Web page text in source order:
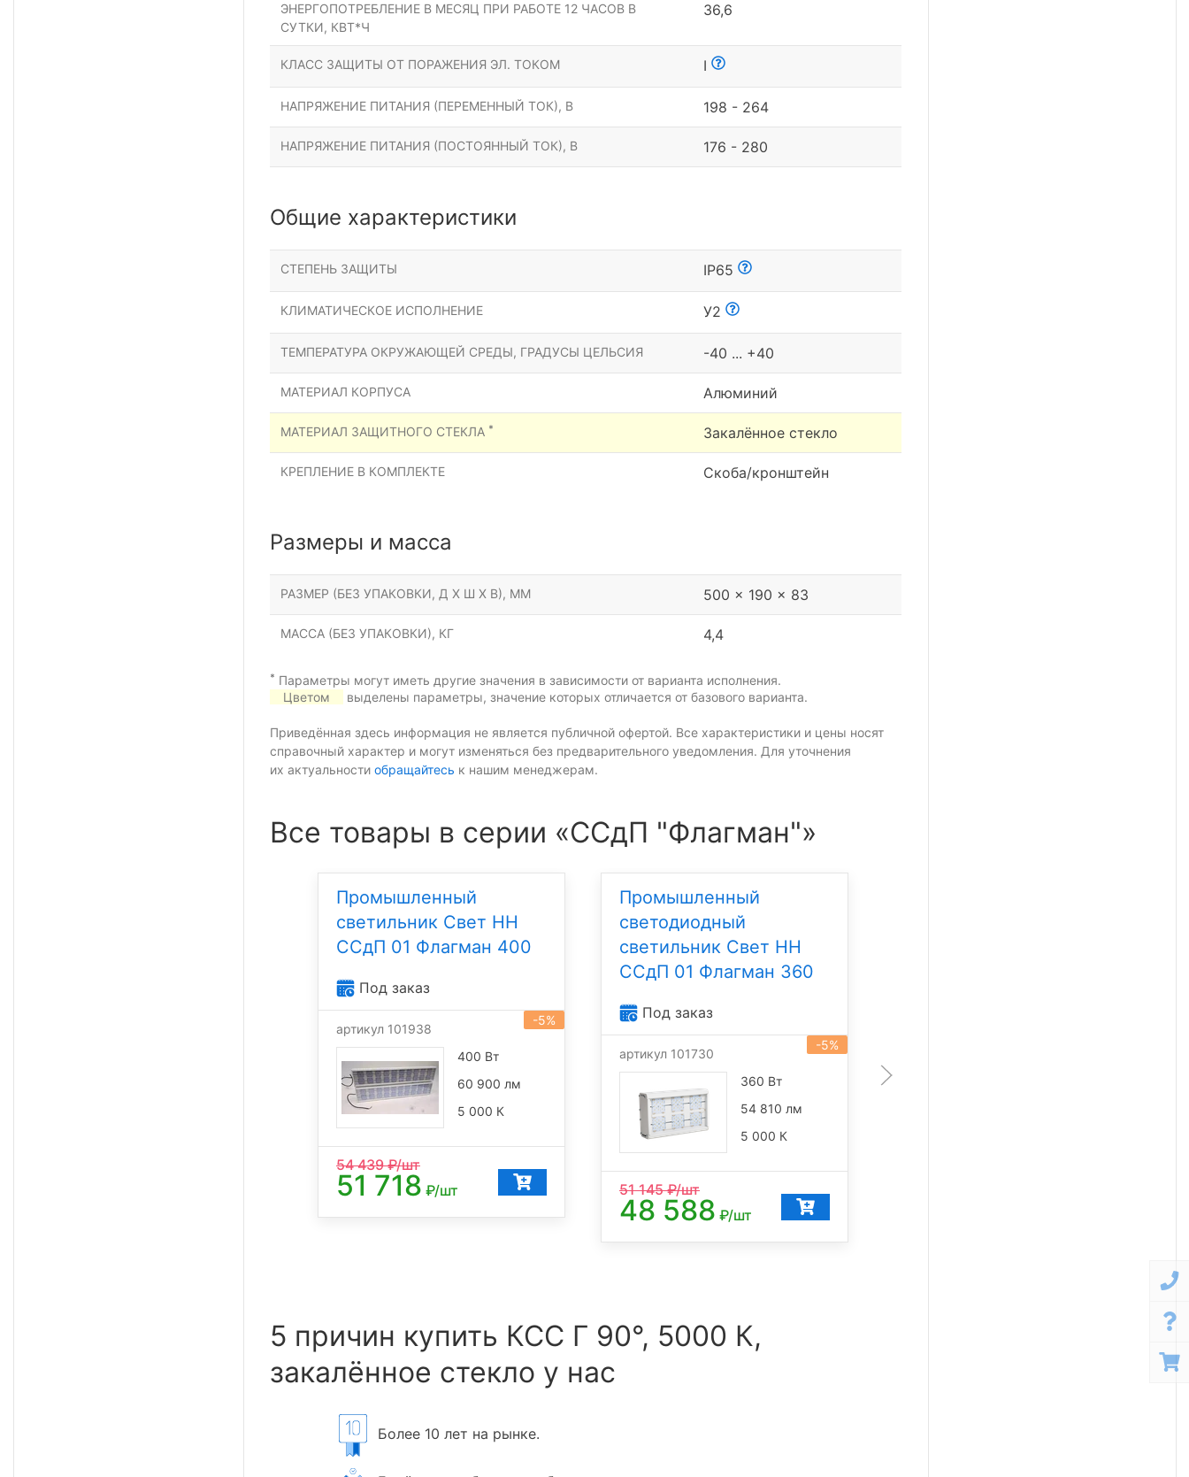
ЭНЕРГОПОТРЕБЛЕНИЕ В МЕСЯЦ ПРИ РАБОТЕ 12 ЧАСОВ В
СУТКИ, КВТ*Ч
36,6
КЛАСС ЗАЩИТЫ ОТ ПОРАЖЕНИЯ ЭЛ. ТОКОМ I
НАПРЯЖЕНИЕ ПИТАНИЯ (ПЕРЕМЕННЫЙ ТОК), В 198 - 264
НАПРЯЖЕНИЕ ПИТАНИЯ (ПОСТОЯННЫЙ ТОК), В 176 - 280
Общие характеристики
СТЕПЕНЬ ЗАЩИТЫ IP65
КЛИМАТИЧЕСКОЕ ИСПОЛНЕНИЕ У2
ТЕМПЕРАТУРА ОКРУЖАЮЩЕЙ СРЕДЫ, ГРАДУСЫ ЦЕЛЬСИЯ -40 ... +40
МАТЕРИАЛ КОРПУСА Алюминий
МАТЕРИАЛ ЗАЩИТНОГО СТЕКЛА * Закалённое стекло
КРЕПЛЕНИЕ В КОМПЛЕКТЕ Скоба/кронштейн
Размеры и масса
РАЗМЕР (БЕЗ УПАКОВКИ, Д Х Ш Х В), ММ 500 x 190 x 83
МАССА (БЕЗ УПАКОВКИ), КГ 4,4
* Параметры могут иметь другие значения в зависимости от варианта исполнения.
Цветом
выделены параметры, значение которых отличается от базового варианта.
Приведённая здесь информация не является публичной офертой. Все характеристики и цены носят
справочный характер и могут изменяться без предварительного уведомления. Для уточнения
их актуальности обращайтесь к нашим менеджерам.
Все товары в серии «ССдП "Флагман"»
Промышленный
светильник Свет НН
ССдП 01 Флагман 400
Под заказ
-5%
артикул 101938
400 Вт
60 900 лм
5 000 К
54 439₽/шт
51 718 ₽/шт
Промышленный
светодиодный
светильник Свет НН
ССдП 01 Флагман 360
Под заказ
-5%
артикул 101730
360 Вт
54 810 лм
5 000 К
51 145₽/шт
48 588 ₽/шт
5 причин купить КСС Г 90°, 5000 К,
закалённое стекло у нас
Более 10 лет на рынке.